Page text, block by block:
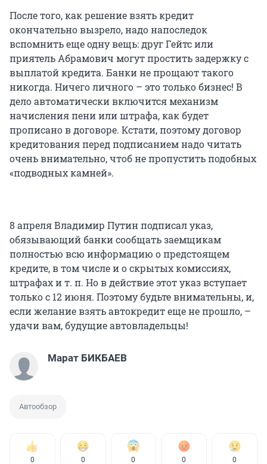
После того, как решение взять кредит
окончательно вызрело, надо напоследок
вспомнить еще одну вещь: друг Гейтс или
приятель Абрамович могут простить задержку с
выплатой кредита. Банки не прощают такого
никогда. Ничего личного – это только бизнес! В
дело автоматически включится механизм
начисления пени или штрафа, как будет
прописано в договоре. Кстати, поэтому договор
кредитования перед подписанием надо читать
очень внимательно, чтоб не пропустить подобных
«подводных камней».
8 апреля Владимир Путин подписал указ,
обязывающий банки сообщать заемщикам
полностью всю информацию о предстоящем
кредите, в том числе и о скрытых комиссиях,
штрафах и т. п. Но в действие этот указ вступает
только с 12 июня. Поэтому будьте внимательны, и,
если желание взять автокредит еще не прошло, –
удачи вам, будущие автовладельцы!
Марат БИКБАЕВ
Автообзор
0 0 0 0 0